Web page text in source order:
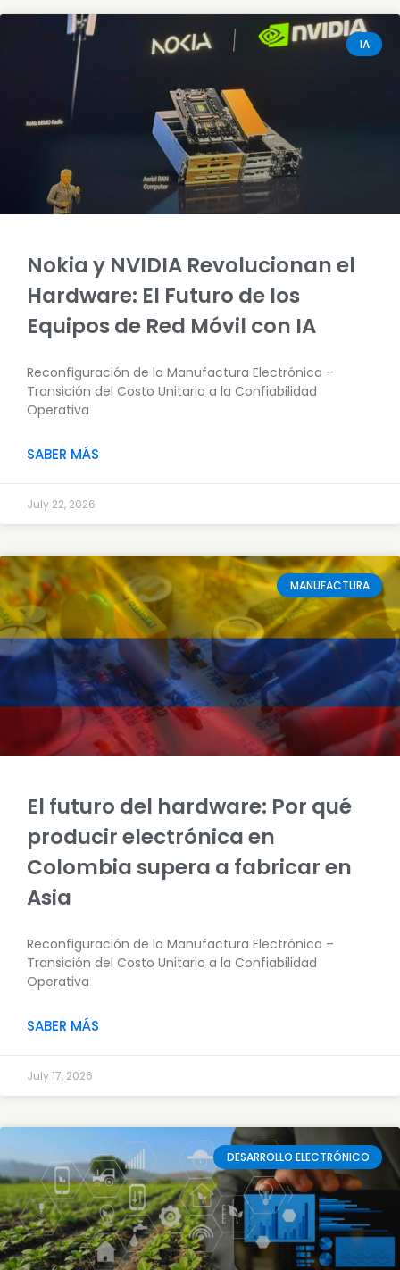
IA
Nokia y NVIDIA Revolucionan el
Hardware: El Futuro de los
Equipos de Red Móvil con IA
Reconfiguración de la Manufactura Electrónica –
Transición del Costo Unitario a la Confiabilidad
Operativa
SABER MÁS
July 22, 2026
MANUFACTURA
El futuro del hardware: Por qué
producir electrónica en
Colombia supera a fabricar en
Asia
Reconfiguración de la Manufactura Electrónica –
Transición del Costo Unitario a la Confiabilidad
Operativa
SABER MÁS
July 17, 2026
DESARROLLO ELECTRÓNICO